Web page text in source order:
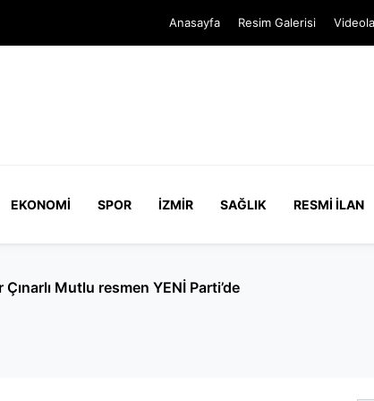
Anasayfa Resim Galerisi
EKONOMI SPOR İZMIR SAĞLIK RESMI İLAN
Mutlu resmen YENİ Parti’de